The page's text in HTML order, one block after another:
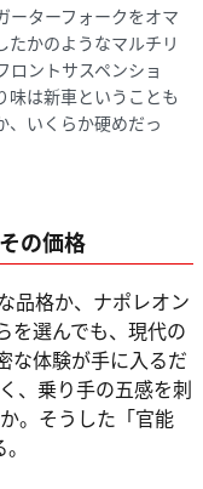
ーターフォークをオマ
たかのようなマルチリ
ロントサスペンショ
味は新車ということも
、いくらか硬めだっ
の価格
品格か、ナポレオン
を選んでも、現代の
な体験が手に入るだ
、乗り手の五感を刺
。そうした「官能